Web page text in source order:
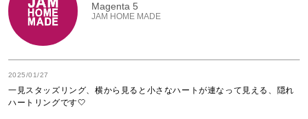
Magenta 5
JAM HOME MADE
2025/01/27
一見スタッズリング、横から見ると小さなハートが連なって見える、隠れ
ハートリングです🤍